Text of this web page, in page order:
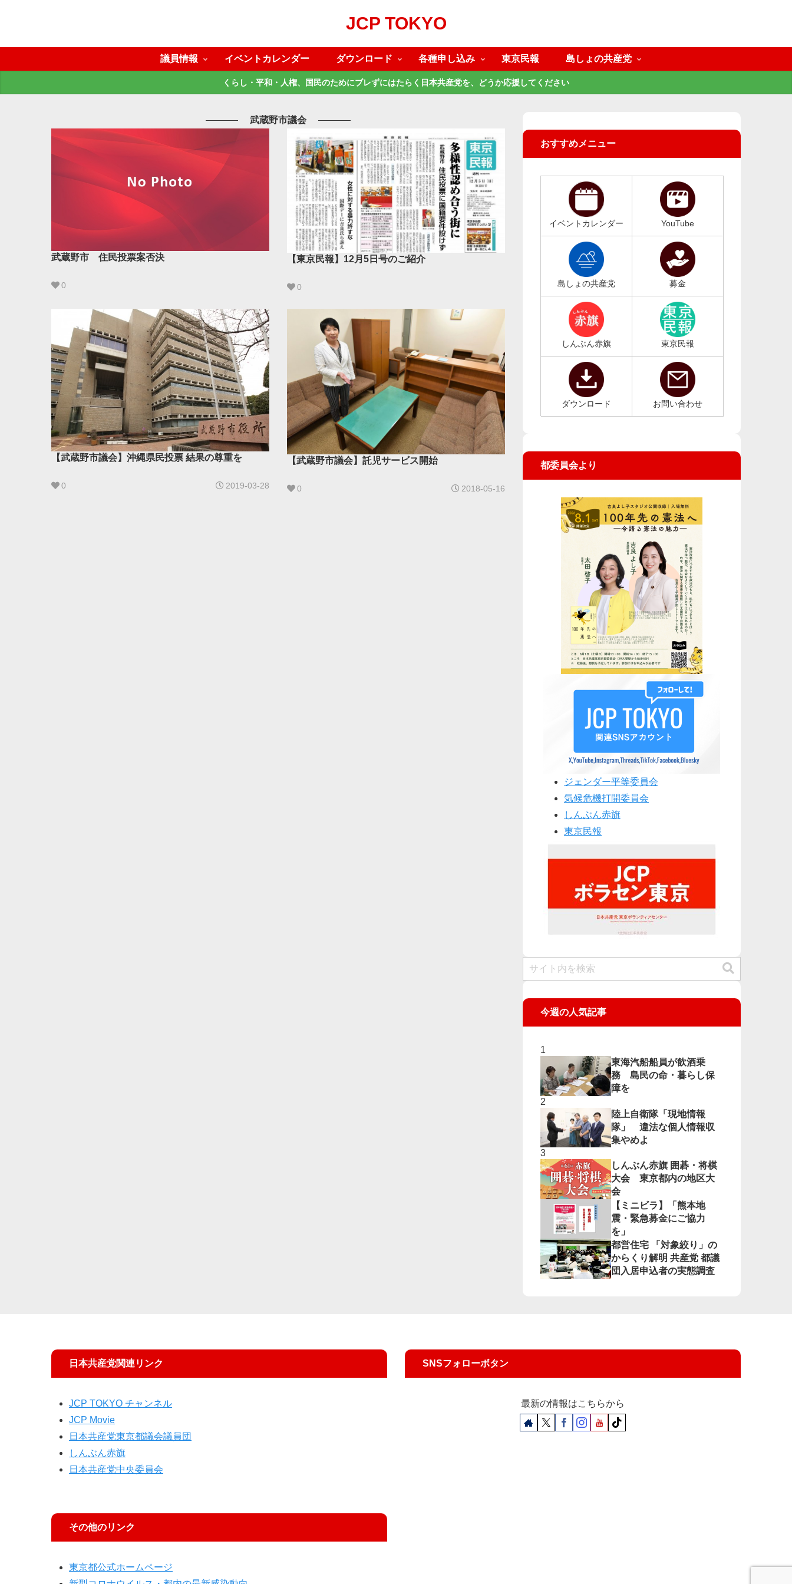
JCP TOKYO
議員情報 イベントカレンダー ダウンロード 各種申し込み 東京民報 島しょの共産党
くらし・平和・人権、国民のためにブレずにはたらく日本共産党を、どうか応援してください
武蔵野市議会
武蔵野市 住民投票案否決
0
【東京民報】12月5日号のご紹介
0
【武蔵野市議会】沖縄県民投票 結果の尊重を
0 2019-03-28
【武蔵野市議会】託児サービス開始
0 2018-05-16
おすすめメニュー
イベントカレンダー YouTube
島しょの共産党 募金
しんぶん赤旗 東京民報
ダウンロード お問い合わせ
都委員会より
ジェンダー平等委員会
気候危機打開委員会
しんぶん赤旗
東京民報
今週の人気記事
東海汽船船員が飲酒乗
務 島民の命・暮らし保
障を
陸上自衛隊「現地情報
隊」 違法な個人情報収
集やめよ
しんぶん赤旗 囲碁・将棋
大会 東京都内の地区大
会
【ミニビラ】「熊本地
震・緊急募金にご協力
を」
都営住宅 「対象絞り」の
からくり解明 共産党 都議
団入居申込者の実態調査
日本共産党関連リンク
JCP TOKYO チャンネル
JCP Movie
日本共産党東京都議会議員団
しんぶん赤旗
日本共産党中央委員会
その他のリンク
東京都公式ホームページ
SNSフォローボタン
最新の情報はこちらから